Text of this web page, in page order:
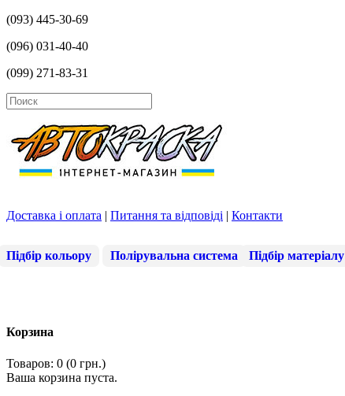
(093) 445-30-69
(096) 031-40-40
(099) 271-83-31
Доставка і оплата | Питання та відповіді | Контакти
Підбір кольору Полірувальна система Підбір матеріалу
Корзина
Товаров: 0 (0 грн.)
Ваша корзина пуста.